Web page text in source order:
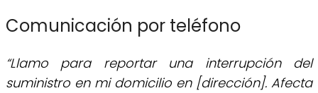
Comunicación por teléfono
“Llamo para reportar una interrupción del
suministro en mi domicilio en [dirección]. Afecta